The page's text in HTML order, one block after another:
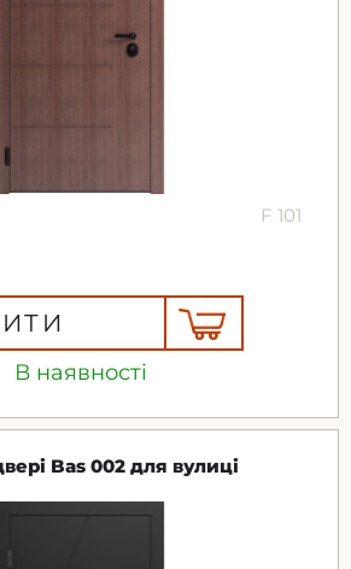
В наявності
F 101
Bas 002 для вулиці